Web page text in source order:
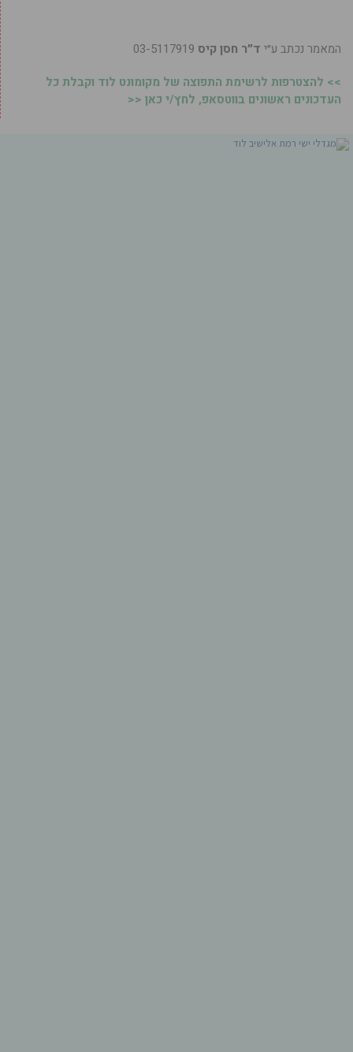
המאמר נכתב ע״י ד״ר חסן קיס
>> להצטרפות לרשימת התפוצה של מקומונט לוד וקבלת כל
העדכונים ראשונים בווטסאפ, לחץ/י כאן <<